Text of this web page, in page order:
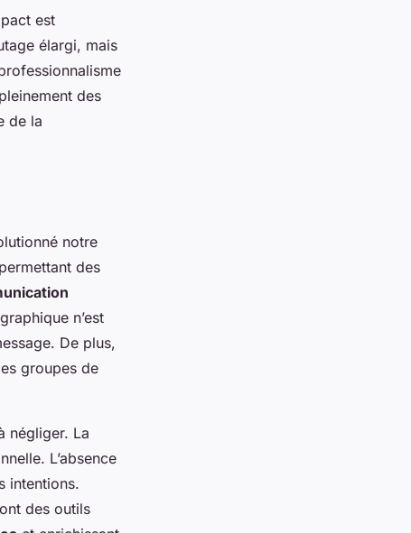
est
élargi, mais
des
de la
notre
des
n’est
De plus,
groupes de
négliger. La
L’absence
intentions.
des outils